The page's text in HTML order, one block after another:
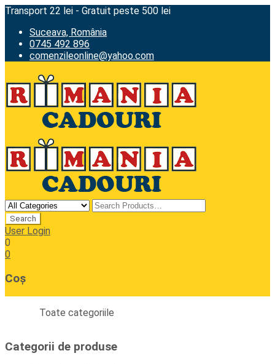
Transport 22 lei - Gratuit peste 500 lei
Suceava, România
0745 492 896
comenzileonline@yahoo.com
User Login
0
0
Coș
Toate categoriile
Categorii de produse